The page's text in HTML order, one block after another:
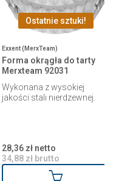
Ostatnie sztuki!
Exxent (MerxTeam)
Forma okrągła do tarty
Merxteam 92031
Wykonana z wysokiej
jakości stali nierdzewnej.
28,36 zł netto
34,88 zł brutto
Dodaj do